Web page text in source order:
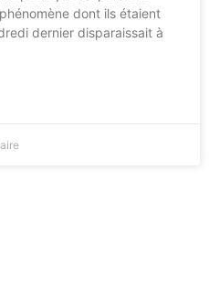
dont ils étaient
dernier disparaissait à